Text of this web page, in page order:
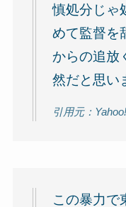
慎処分じゃ
めて監督を
からの追放
然だと思い
引用元：
この暴力で